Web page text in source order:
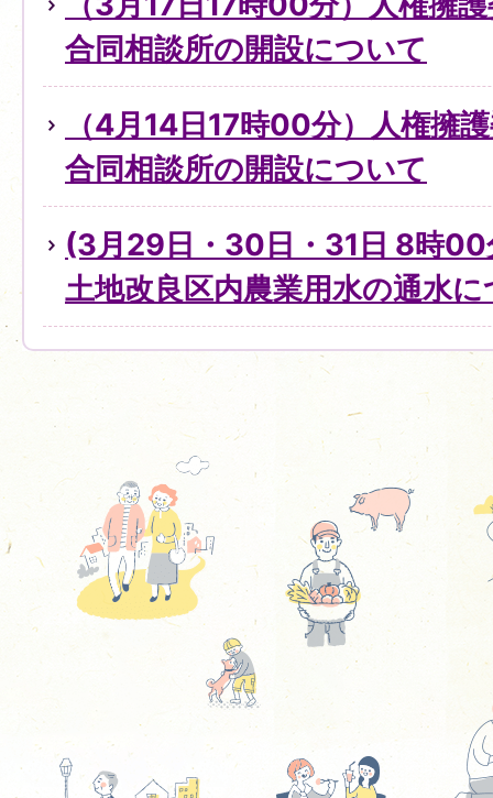
合同相談所の開設について
（4月14日17時00分）人権擁
合同相談所の開設について
(3月29日・30日・31日 8時
土地改良区内農業用水の通水